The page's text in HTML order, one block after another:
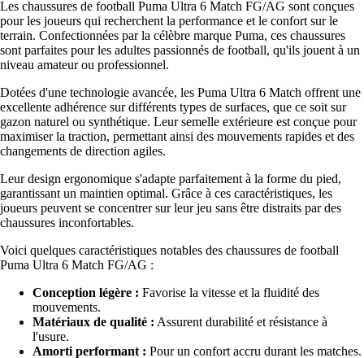
Les chaussures de football Puma Ultra 6 Match FG/AG sont conçues
pour les joueurs qui recherchent la performance et le confort sur le
terrain. Confectionnées par la célèbre marque Puma, ces chaussures
sont parfaites pour les adultes passionnés de football, qu'ils jouent à un
niveau amateur ou professionnel.
Dotées d'une technologie avancée, les Puma Ultra 6 Match offrent une
excellente adhérence sur différents types de surfaces, que ce soit sur
gazon naturel ou synthétique. Leur semelle extérieure est conçue pour
maximiser la traction, permettant ainsi des mouvements rapides et des
changements de direction agiles.
Leur design ergonomique s'adapte parfaitement à la forme du pied,
garantissant un maintien optimal. Grâce à ces caractéristiques, les
joueurs peuvent se concentrer sur leur jeu sans être distraits par des
chaussures inconfortables.
Voici quelques caractéristiques notables des chaussures de football
Puma Ultra 6 Match FG/AG :
Conception légère : Favorise la vitesse et la fluidité des
mouvements.
Matériaux de qualité : Assurent durabilité et résistance à
l'usure.
Amorti performant : Pour un confort accru durant les matches.